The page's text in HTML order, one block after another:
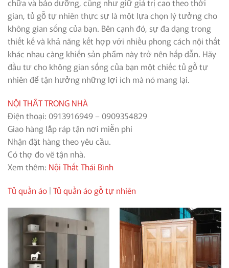
chữa và bảo dưỡng, cũng như giữ giá trị cao theo thời
gian, tủ gỗ tự nhiên thực sự là một lựa chọn lý tưởng cho
không gian sống của bạn. Bên cạnh đó, sự đa dạng trong
thiết kế và khả năng kết hợp với nhiều phong cách nội thất
khác nhau càng khiến sản phẩm này trở nên hấp dẫn. Hãy
đầu tư cho không gian sống của bạn một chiếc tủ gỗ tự
nhiên để tận hưởng những lợi ích mà nó mang lại.
NỘI THẤT TRONG NHÀ
Điện thoại: 0913916949 – 0909354829
Giao hàng lắp ráp tận nơi miễn phí
Nhận đặt hàng theo yêu cầu.
Có thợ đo vẽ tận nhà.
Xem thêm: Nội Thất Thái Bình
Tủ quần áo | Tủ quần áo gỗ tự nhiên